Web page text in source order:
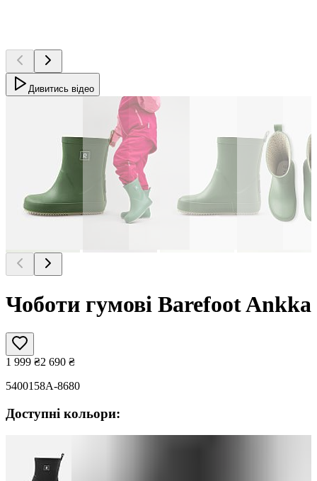
Дивитись відео
Чоботи гумові Barefoot Ankka
1 999 ₴2 690 ₴
5400158A-8680
Доступні кольори: